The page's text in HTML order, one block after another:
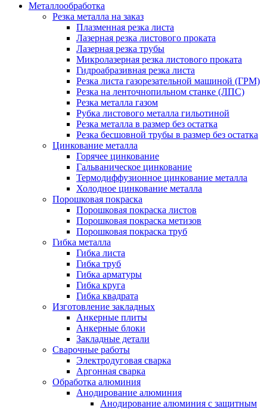
Металлообработка
Резка металла на заказ
Плазменная резка листа
Лазерная резка листового проката
Лазерная резка трубы
Микролазерная резка листового проката
Гидроабразивная резка листа
Резка листа газорезательной машиной (ГРМ)
Резка на ленточнопильном станке (ЛПС)
Резка металла газом
Рубка листового металла гильотиной
Резка металла в размер без остатка
Резка бесшовной трубы в размер без остатка
Цинкование металла
Горячее цинкование
Гальваническое цинкование
Термодиффузионное цинкование металла
Холодное цинкование металла
Порошковая покраска
Порошковая покраска листов
Порошковая покраска метизов
Порошковая покраска труб
Гибка металла
Гибка листа
Гибка труб
Гибка арматуры
Гибка круга
Гибка квадрата
Изготовление закладных
Анкерные плиты
Анкерные блоки
Закладные детали
Сварочные работы
Электродуговая сварка
Аргонная сварка
Обработка алюминия
Анодирование алюминия
Анодирование алюминия с защитным